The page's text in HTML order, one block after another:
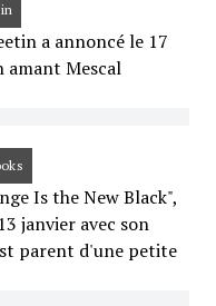
a annoncé le 17
amant Mescal
Is the New Black",
janvier avec son
parent d'une petite